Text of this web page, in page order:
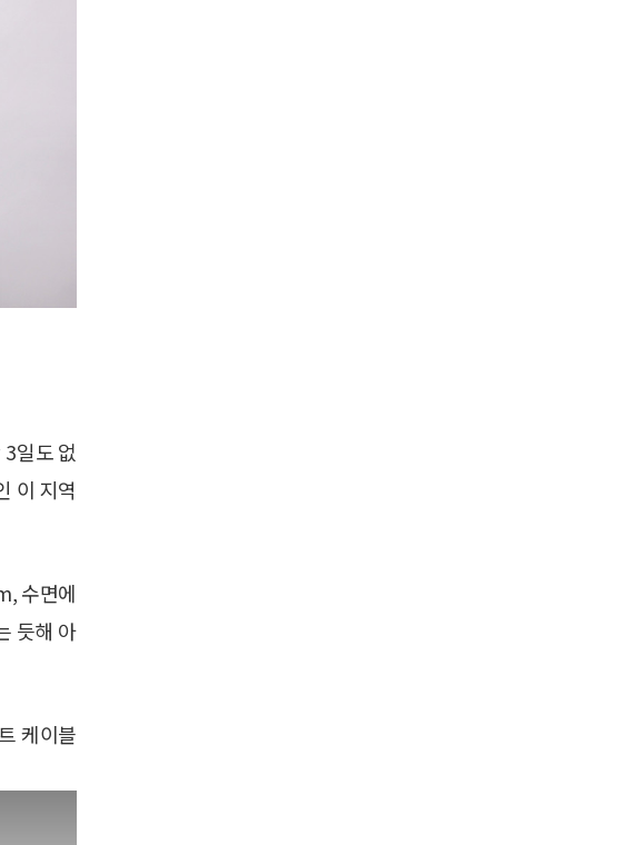
일도 없
이 지역
수면에
듯해 아
케이블